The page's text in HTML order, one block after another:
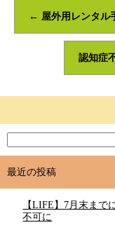
← 屋外用レンタ
認知症
最近の投稿
【LIFE】7月末まで
不可に